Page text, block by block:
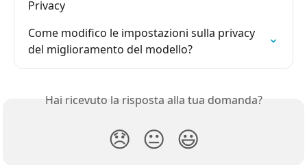
Privacy
Come modifico le impostazioni sulla privacy
del miglioramento del modello?
Hai ricevuto la risposta alla tua domanda?
😞 😐 😃